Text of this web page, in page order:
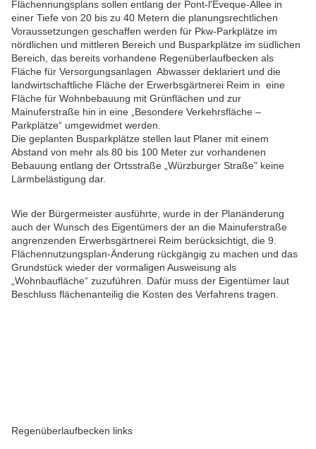
Flächennungsplans sollen entlang der Pont-l'Eveque-Allee in
einer Tiefe von 20 bis zu 40 Metern die planungsrechtlichen
Voraussetzungen geschaffen werden für Pkw-Parkplätze im
nördlichen und mittleren Bereich und Busparkplätze im südlichen
Bereich, das bereits vorhandene Regenüberlaufbecken als
Fläche für Versorgungsanlagen Abwasser deklariert und die
landwirtschaftliche Fläche der Erwerbsgärtnerei Reim in eine
Fläche für Wohnbebauung mit Grünflächen und zur
Mainuferstraße hin in eine „Besondere Verkehrsfläche –
Parkplätze“ umgewidmet werden.
Die geplanten Busparkplätze stellen laut Planer mit einem
Abstand von mehr als 80 bis 100 Meter zur vorhandenen
Bebauung entlang der Ortsstraße „Würzburger Straße" keine
Lärmbelästigung dar.
Wie der Bürgermeister ausführte, wurde in der Planänderung
auch der Wunsch des Eigentümers der an die Mainuferstraße
angrenzenden Erwerbsgärtnerei Reim berücksichtigt, die 9.
Flächennutzungsplan-Änderung rückgängig zu machen und das
Grundstück wieder der vormaligen Ausweisung als
„Wohnbaufläche“ zuzuführen. Dafür muss der Eigentümer laut
Beschluss flächenanteilig die Kosten des Verfahrens tragen.
Regenüberlaufbecken links